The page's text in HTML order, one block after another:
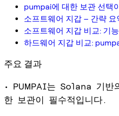
pumpai에 대한 보관 선택
소프트웨어 지갑 – 간략 요
소프트웨어 지갑 비교: 기
하드웨어 지갑 비교:
주요 결과
• PUMPAI는 Solana 기반
한 보관이 필수적입니다.